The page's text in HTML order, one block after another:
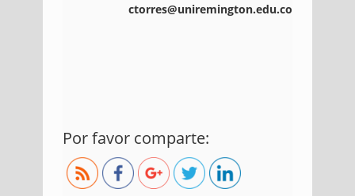
ctorres@uniremington.edu.co
Por favor comparte:
graffitour-de-medellin/